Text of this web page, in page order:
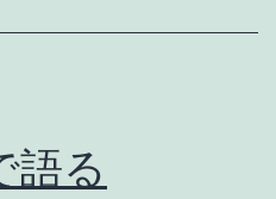
こ
と
語る